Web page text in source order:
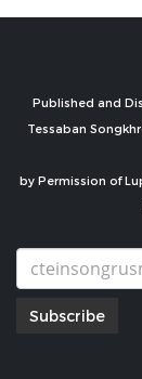
Published and
Tessaban
by Permission of
Subscribe